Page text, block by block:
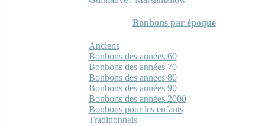
Bonbons par époque
Anciens
Bonbons des années 60
Bonbons des années 70
Bonbons des années 80
Bonbons des années 90
Bonbons des années 2000
Bonbons pour les enfants
Traditionnels